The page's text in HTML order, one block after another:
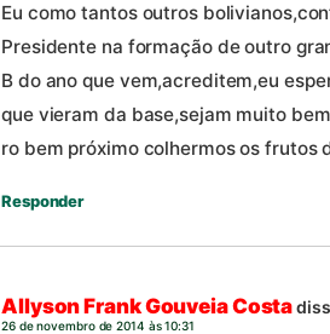
Eu como tantos outros
Presidente na formação de outro
B do ano que vem,acreditem,eu
que vieram da base,sejam muito
ro bem próximo colhermos os frutos
Responder
Allyson Frank Gouveia Costa
26 de novembro de 2014 às 10:31